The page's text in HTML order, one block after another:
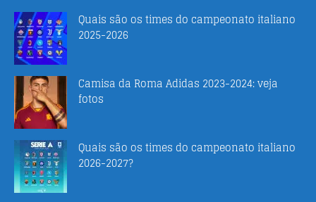
Quais são os times do campeonato italiano
2025-2026
Camisa da Roma Adidas 2023-2024: veja
fotos
Quais são os times do campeonato italiano
2026-2027?